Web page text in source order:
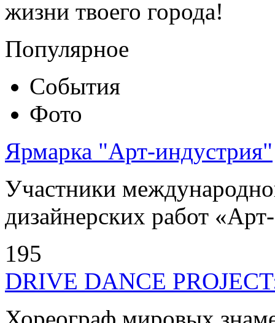
жизни твоего города!
Популярное
События
Фото
Ярмарка "Арт-индустрия"
Участники
дизайнерских работ
195
DRIVE DANCE